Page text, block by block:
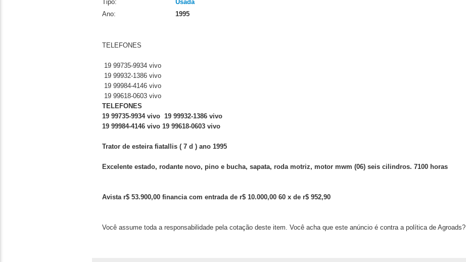
Tipo:
Usada
Ano:
1995
TELEFONES
19 99735-9934 vivo
19 99932-1386 vivo
19 99984-4146 vivo
19 99618-0603 vivo
TELEFONES
19 99735-9934 vivo 19 99932-1386 vivo
19 99984-4146 vivo 19 99618-0603 vivo
Trator de esteira fiatallis ( 7 d ) ano 1995
Excelente estado, rodante novo, pino e bucha, sapata, roda motriz, motor mwm (06) seis cilindros. 7100 horas
Avista r$ 53.900,00 financia com entrada de r$ 10.000,00 60 x de r$ 952,90
Você assume toda a responsabilidade pela cotação deste item. Você acha que este anúncio é contra a política de Agroads?